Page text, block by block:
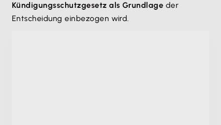
Kündigungsschutzgesetz als Grundlage der
Entscheidung einbezogen wird.